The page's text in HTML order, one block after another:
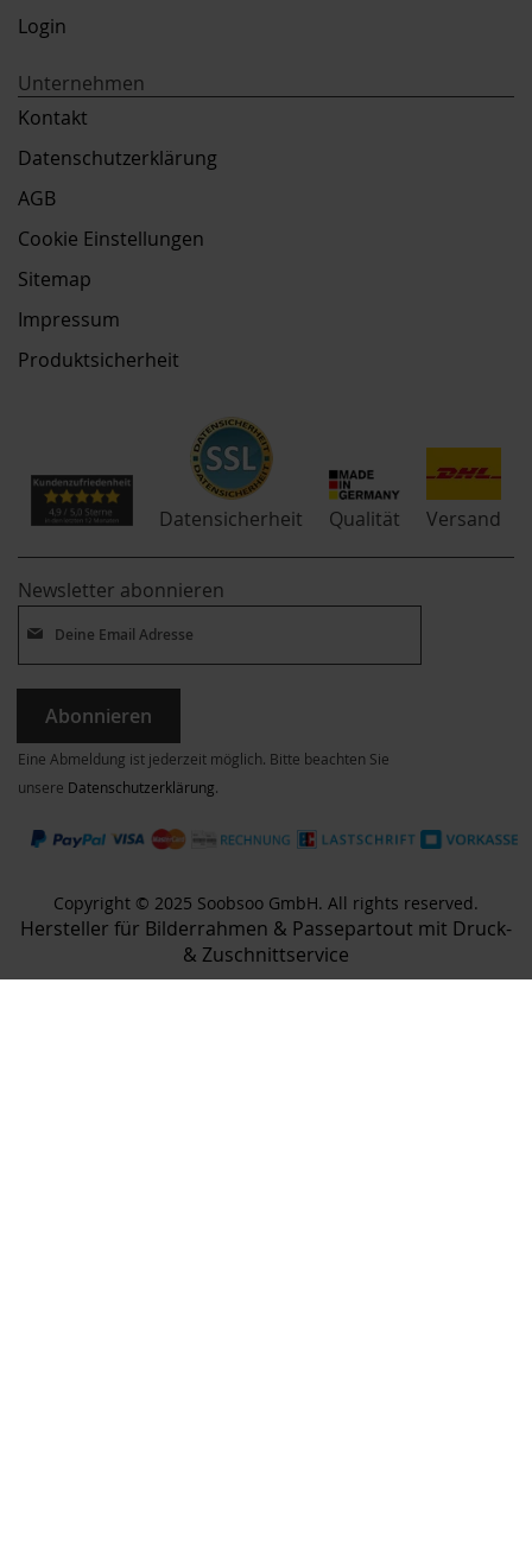
Login
Unternehmen
Kontakt
Datenschutzerklärung
AGB
Cookie Einstellungen
Sitemap
Impressum
Produktsicherheit
Datensicherheit Qualität Versand
Newsletter abonnieren
Abonnieren
Eine Abmeldung ist jederzeit möglich. Bitte beachten Sie
unsere Datenschutzerklärung.
Copyright © 2025 Soobsoo GmbH. All rights reserved.
Hersteller für Bilderrahmen & Passepartout mit Druck-
& Zuschnittservice